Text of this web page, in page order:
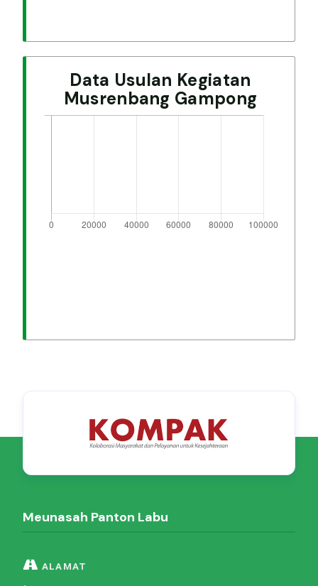
Data Usulan Kegiatan
Musrenbang Gampong
Meunasah Panton Labu
ALAMAT